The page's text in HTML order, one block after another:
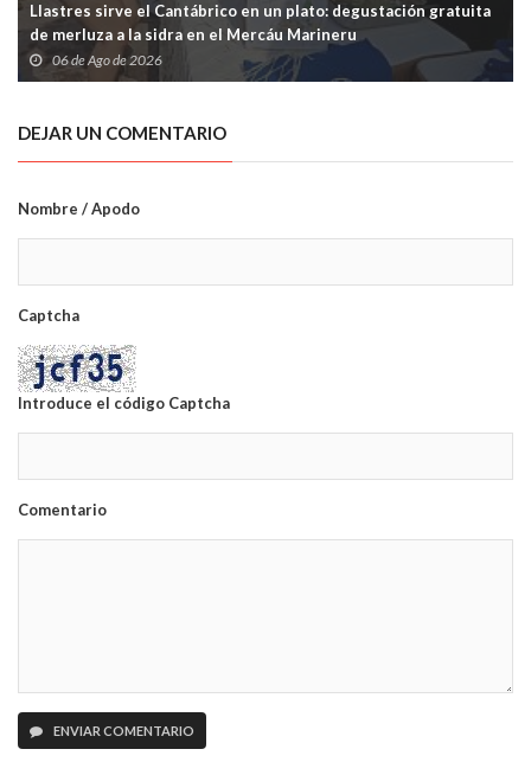
Llastres sirve el Cantábrico en un plato: degustación gratuita
de merluza a la sidra en el Mercáu Marineru
06 de Ago de 2026
DEJAR UN COMENTARIO
Nombre / Apodo
Captcha
Introduce el código Captcha
Comentario
ENVIAR COMENTARIO